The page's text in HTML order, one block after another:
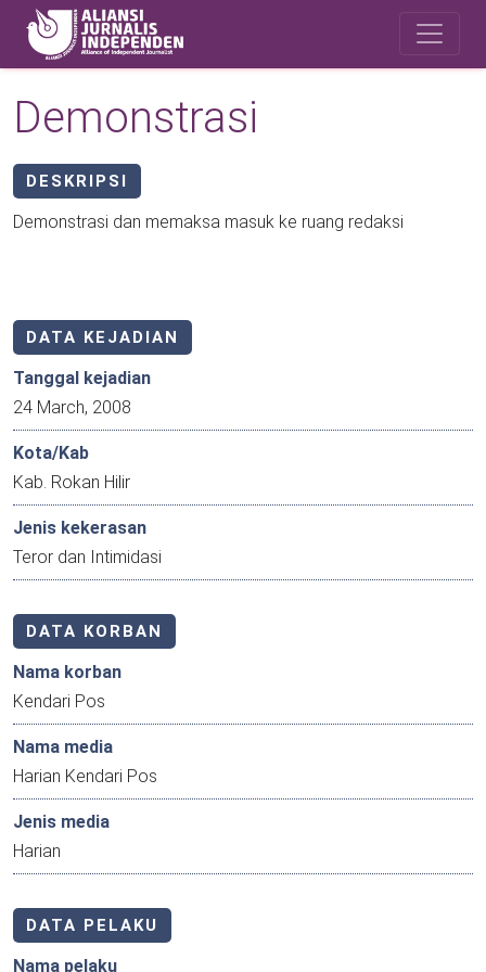
Skip to main content
Demonstrasi
DESKRIPSI
Demonstrasi dan memaksa masuk ke ruang redaksi
DATA KEJADIAN
Tanggal kejadian
24 March, 2008
Kota/Kab
Kab. Rokan Hilir
Jenis kekerasan
Teror dan Intimidasi
DATA KORBAN
Nama korban
Kendari Pos
Nama media
Harian Kendari Pos
Jenis media
Harian
DATA PELAKU
Nama pelaku